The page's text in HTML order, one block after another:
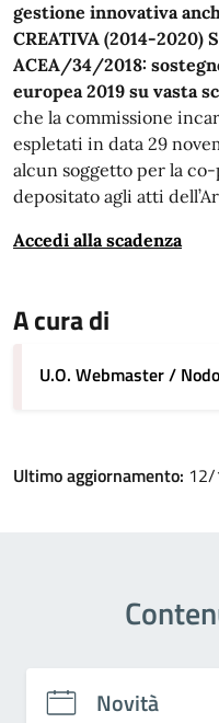
gestione innovativa
CREATIVA (2014-
ACEA/34/2018:
europea 2019 su vasta
che la commissione
espletati in data 29
alcun soggetto per la
depositato agli atti
Accedi alla scadenza
A cura di
U.O. Webmaster /
Ultimo aggiornamento:
Novità